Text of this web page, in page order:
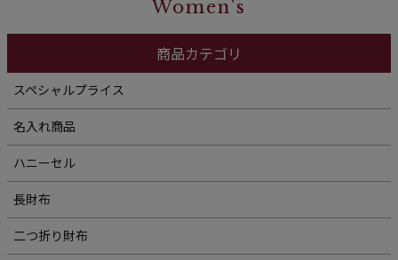
Women's
商品カテゴリ
スペシャルプライス
名入れ商品
ハニーセル
長財布
二つ折り財布